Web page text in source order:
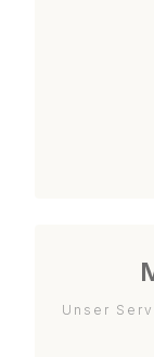
Unser